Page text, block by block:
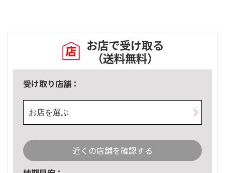
お店で受け取る
（送料無料）
受け取り店舗：
お店を選ぶ
近くの店舗を確認する